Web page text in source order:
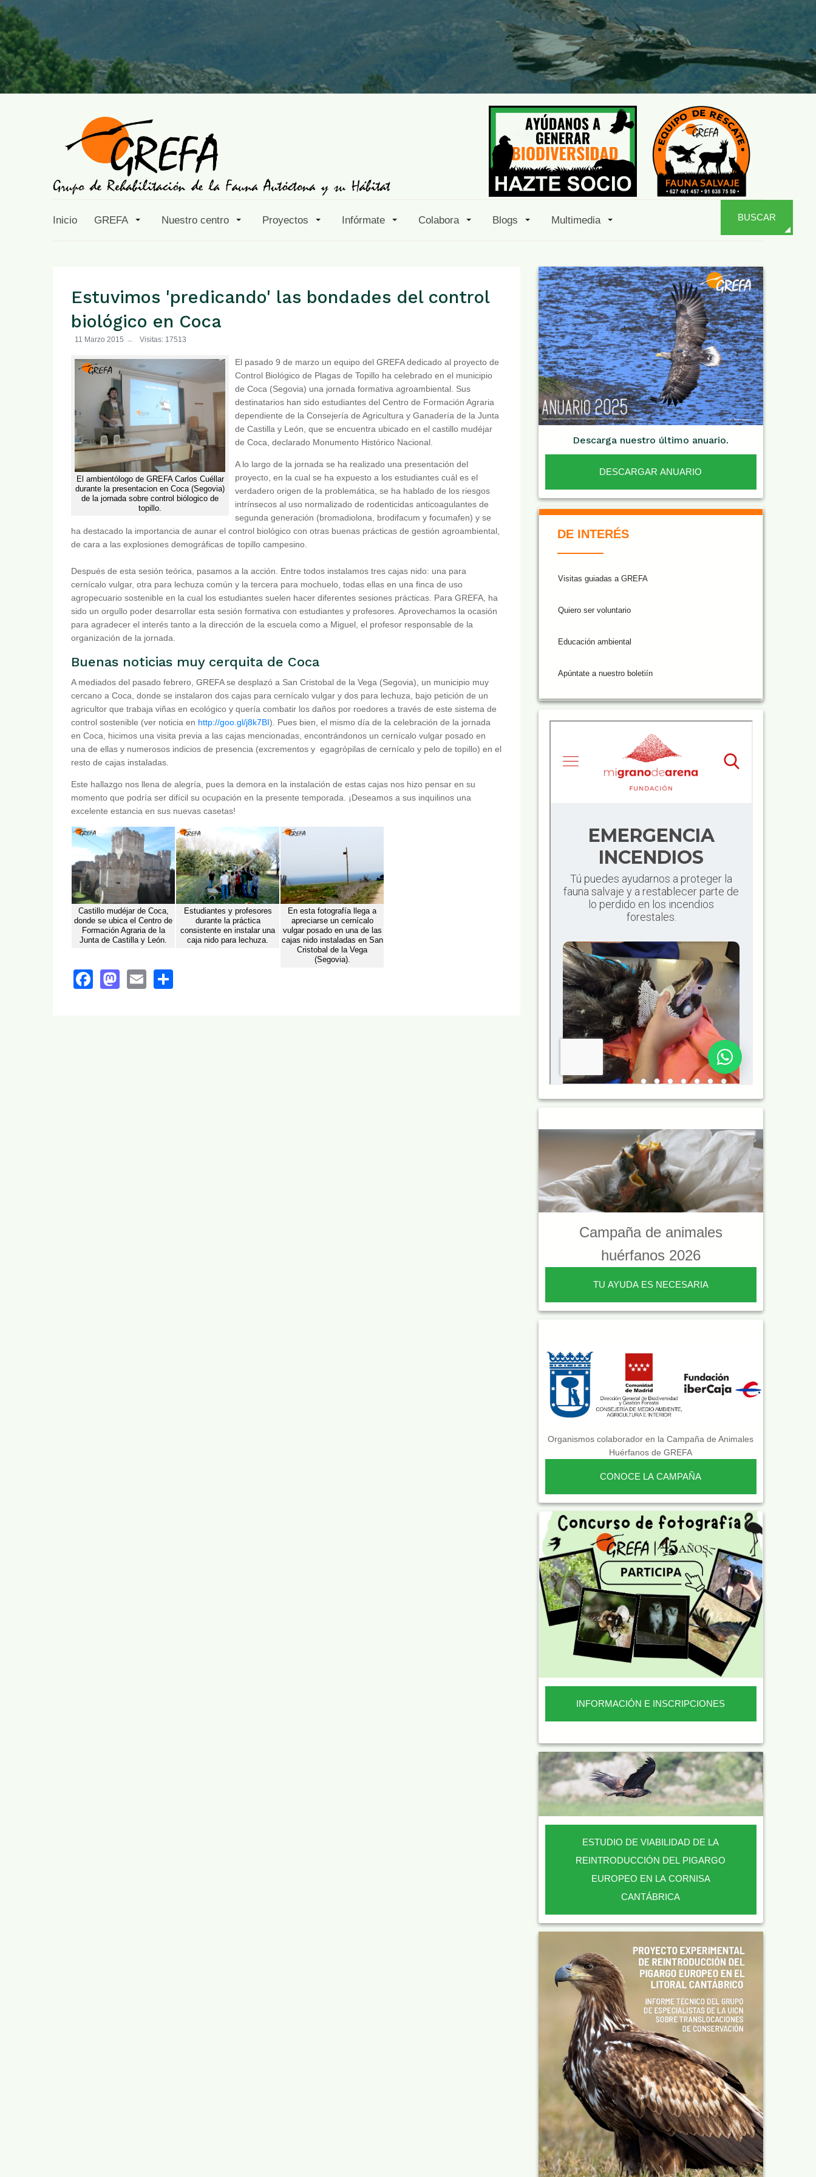
Inicio GREFA Nuestro centro Proyectos Infórmate Colabora Blogs Multimedia BUSCAR
Estuvimos 'predicando' las bondades del control
biológico en Coca
11 Marzo 2015 Visitas: 17513
El ambientólogo de GREFA Carlos Cuéllar
durante la presentacion en Coca (Segovia)
de la jornada sobre control biólogico de
topillo.
El pasado 9 de marzo un equipo del GREFA dedicado al proyecto de
Control Biológico de Plagas de Topillo ha celebrado en el municipio
de Coca (Segovia) una jornada formativa agroambiental. Sus
destinatarios han sido estudiantes del Centro de Formación Agraria
dependiente de la Consejería de Agricultura y Ganadería de la Junta
de Castilla y León, que se encuentra ubicado en el castillo mudéjar
de Coca, declarado Monumento Histórico Nacional.
A lo largo de la jornada se ha realizado una presentación del
proyecto, en la cual se ha expuesto a los estudiantes cuál es el
verdadero origen de la problemática, se ha hablado de los riesgos
intrínsecos al uso normalizado de rodenticidas anticoagulantes de
segunda generación (bromadiolona, brodifacum y focumafen) y se
ha destacado la importancia de aunar el control biológico con otras buenas prácticas de gestión agroambiental,
de cara a las explosiones demográficas de topillo campesino.
Después de esta sesión teórica, pasamos a la acción. Entre todos instalamos tres cajas nido: una para
cernícalo vulgar, otra para lechuza común y la tercera para mochuelo, todas ellas en una finca de uso
agropecuario sostenible en la cual los estudiantes suelen hacer diferentes sesiones prácticas. Para GREFA, ha
sido un orgullo poder desarrollar esta sesión formativa con estudiantes y profesores. Aprovechamos la ocasión
para agradecer el interés tanto a la dirección de la escuela como a Miguel, el profesor responsable de la
organización de la jornada.
Buenas noticias muy cerquita de Coca
A mediados del pasado febrero, GREFA se desplazó a San Cristobal de la Vega (Segovia), un municipio muy
cercano a Coca, donde se instalaron dos cajas para cernícalo vulgar y dos para lechuza, bajo petición de un
agricultor que trabaja viñas en ecológico y quería combatir los daños por roedores a través de este sistema de
control sostenible (ver noticia en http://goo.gl/j8k7BI). Pues bien, el mismo día de la celebración de la jornada
en Coca, hicimos una visita previa a las cajas mencionadas, encontrándonos un cernícalo vulgar posado en
una de ellas y numerosos indicios de presencia (excrementos y egagrópilas de cernícalo y pelo de topillo) en el
resto de cajas instaladas.
Este hallazgo nos llena de alegría, pues la demora en la instalación de estas cajas nos hizo pensar en su
momento que podría ser difícil su ocupación en la presente temporada. ¡Deseamos a sus inquilinos una
excelente estancia en sus nuevas casetas!
Castillo mudéjar de Coca,
donde se ubica el Centro de
Formación Agraria de la
Junta de Castilla y León.
Estudiantes y profesores
durante la práctica
consistente en instalar una
caja nido para lechuza.
En esta fotografía llega a
apreciarse un cernícalo
vulgar posado en una de las
cajas nido instaladas en San
Cristobal de la Vega
(Segovia).
Facebook
Mastodon
Email
Descarga nuestro último anuario.
DESCARGAR ANUARIO
DE INTERÉS
Visitas guiadas a GREFA
Quiero ser voluntario
Educación ambiental
Apúntate a nuestro boletiín
Campaña de animales
huérfanos 2026
TU AYUDA ES NECESARIA
Organismos colaborador en la Campaña de Animales
Huérfanos de GREFA
CONOCE LA CAMPAÑA
INFORMACIÓN E INSCRIPCIONES
ESTUDIO DE VIABILIDAD DE LA
REINTRODUCCIÓN DEL PIGARGO
EUROPEO EN LA CORNISA
CANTÁBRICA